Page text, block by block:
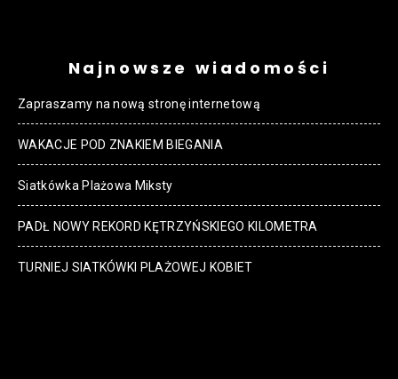
Najnowsze wiadomości
Zapraszamy na nową stronę internetową
WAKACJE POD ZNAKIEM BIEGANIA
Siatkówka Plażowa Miksty
PADŁ NOWY REKORD KĘTRZYŃSKIEGO KILOMETRA
TURNIEJ SIATKÓWKI PLAŻOWEJ KOBIET